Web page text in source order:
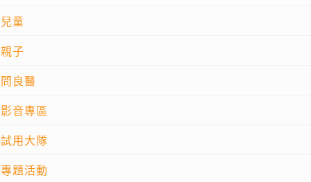
兒童
親子
問良醫
影音專區
試用大隊
專題活動